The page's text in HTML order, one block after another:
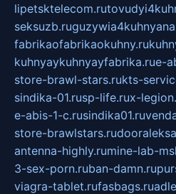
lipetsktelecom.ru
seksuzb.ru
fabrikaofabrikaokuhny.ru
kuhnyaykuhnyayfabrika.rue-
store-brawl-stars.rukts-
sindika-01.rusp-life.rux-
e-abis-1-c.rusindika01.ru
store-brawlstars.ru
antenna-highly.rumine-lab-
3-sex-porn.ruban-damn.ru
viagra-tablet.rufasbags.ru